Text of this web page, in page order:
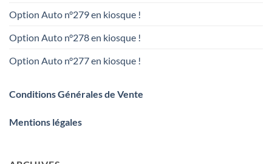
Option Auto n°279 en kiosque !
Option Auto n°278 en kiosque !
Option Auto n°277 en kiosque !
Conditions Générales de Vente
Mentions légales